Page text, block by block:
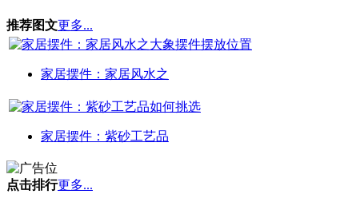
推荐图文更多...
家居摆件：家居风水之
家居摆件：紫砂工艺品
点击排行更多...